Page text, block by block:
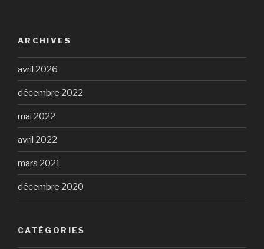
ARCHIVES
avril 2026
décembre 2022
mai 2022
avril 2022
mars 2021
décembre 2020
CATÉGORIES